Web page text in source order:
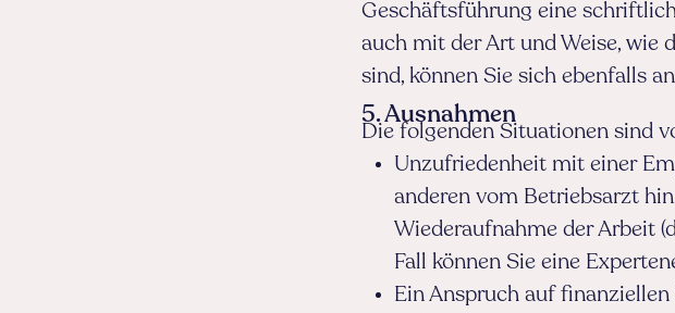
Geschäftsführung eine
auch mit der Art und Weise, wie
sind, können Sie sich ebenfalls
5. Ausnahmen
Die folgenden Situationen sind
Unzufriedenheit mit einer
anderen vom Betriebsarzt
Wiederaufnahme der Arbeit
Fall können Sie eine
Ein Anspruch auf